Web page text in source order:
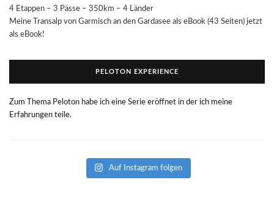
4 Etappen – 3 Pässe – 350km – 4 Länder
Meine Transalp von Garmisch an den Gardasee als eBook (43 Seiten) jetzt
als eBook!
PELOTON EXPERIENCE
Zum Thema Peloton habe ich eine Serie eröffnet in der ich meine
Erfahrungen teile.
Auf Instagram folgen